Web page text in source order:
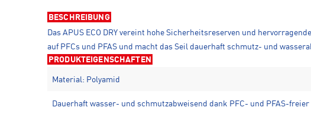
BESCHREIBUNG
Das APUS ECO DRY vereint hohe Sicherheitsreserven und
auf PFCs und PFAS und macht das Seil dauerhaft schmutz- und
PRODUKTEIGENSCHAFTEN
Material: Polyamid
Dauerhaft wasser- und schmutzabweisend dank PFC- und PFAS-